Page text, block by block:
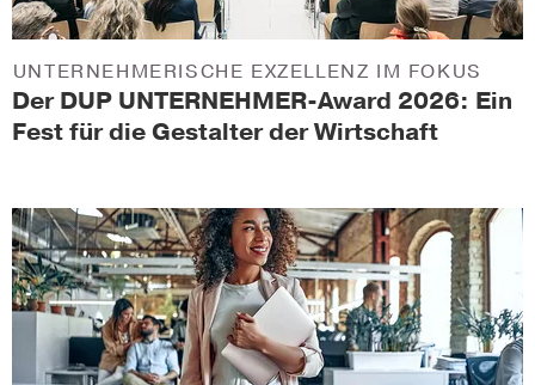
Der DUP UNTERNEHMER-Award 2026: Ein
Fest für die Gestalter der Wirtschaft
UNTERNEHMERISCHE EXZELLENZ IM FOKUS